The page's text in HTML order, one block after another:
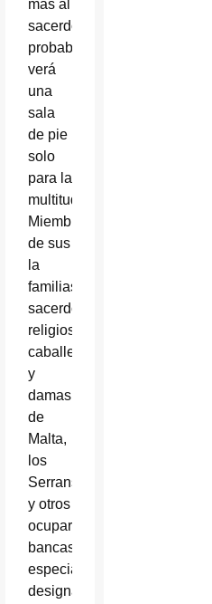
más al
sacerdocio
probablemente
verá
una
sala
de pie
solo
para la
multitud.
Miembros
de sus
la
familias,
sacerdotes,
religiosos,
caballeros
y
damas
de
Malta,
los
Serrans
y otros
ocuparán
bancas
especialmente
designadas.